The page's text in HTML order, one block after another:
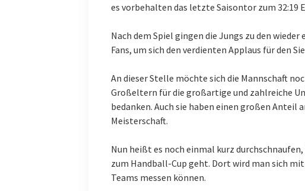
es vorbehalten das letzte Saisontor zum 32:19
Nach dem Spiel gingen die Jungs zu den
Fans, um sich den verdienten Applaus für den
An dieser Stelle möchte sich die Mannschaft
Großeltern für die großartige und zahlreiche
bedanken. Auch sie haben einen großen Anteil
Meisterschaft.
Nun heißt es noch einmal kurz
zum Handball-Cup geht. Dort wird man sich
Teams messen können.